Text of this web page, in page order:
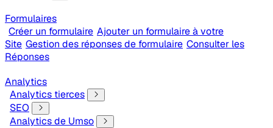
Formulaires
Créer un formulaire Ajouter un formulaire à votre
Site Gestion des réponses de formulaire Consulter les
Réponses
Analytics
Analytics tierces
SEO
Analytics de Umso